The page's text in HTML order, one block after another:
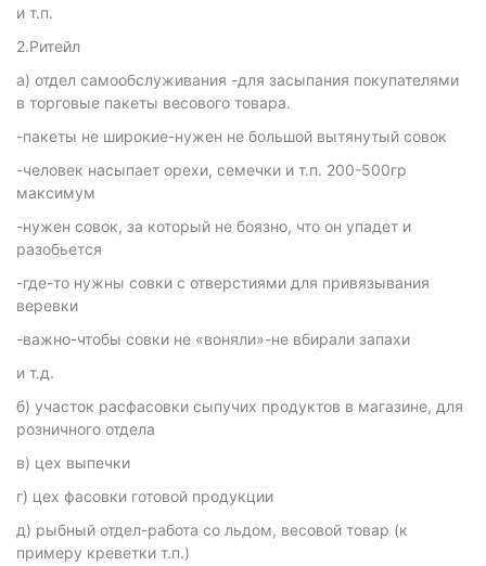
и т.п.
2.Ритейл
а) отдел самообслуживания -для засыпания покупателями
в торговые пакеты весового товара.
-пакеты не широкие-нужен не большой вытянутый совок
-человек насыпает орехи, семечки и т.п. 200-500гр
максимум
-нужен совок, за который не боязно, что он упадет и
разобьется
-где-то нужны совки с отверстиями для привязывания
веревки
-важно-чтобы совки не «воняли»-не вбирали запахи
и т.д.
б) участок расфасовки сыпучих продуктов в магазине, для
розничного отдела
в) цех выпечки
г) цех фасовки готовой продукции
д) рыбный отдел-работа со льдом, весовой товар (к
примеру креветки т.п.)